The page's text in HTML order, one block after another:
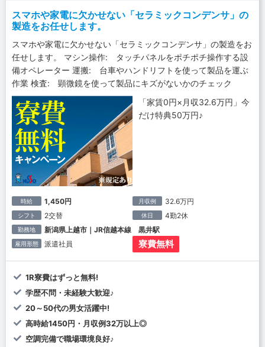
スマホや家電に欠かせない「セラミックコンデンサ」の
製造をお任せします。
スマホや家電に欠かせない「セラミックコンデンサ」の製造をお
任せします。 マシン操作: タッチパネルをポチポチ操作する設
備オペレーター 運搬: 台車やハンドリフトを使って製品を運ぶ
作業 検査: 顕微鏡を使って製品にキズがないかのチェック
「家賃0円×月収32.6万円」今
だけ特典50万円♪
時給 1,450円 月収例 32.6万円
シフト 2交替 休日 4勤2休
勤務地 新潟県上越市｜JR信越本線 黒井駅
雇用形態 派遣社員 寮費無料
1R寮費はずっと無料!
学歴不問・未経験大歓迎♪
20～50代の男女活躍中!
高時給1450円・月収例32万以上◎
空調完備で職場環境良好♪